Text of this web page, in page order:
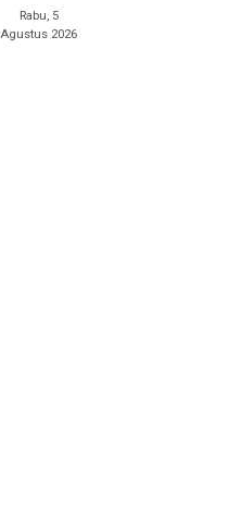
Rabu, 5
Agustus 2026